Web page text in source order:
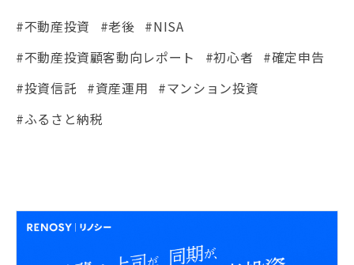
#不動産投資 #老後 #NISA
#不動産投資顧客動向レポート
#初心者
#確定申告
#投資信託
#資産運用
#マンション投資
#ふるさと納税